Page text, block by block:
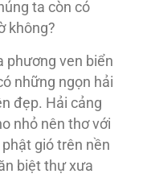
ta còn có
không?
phương ven biển
những ngọn hải
đẹp. Hải cảng
nhỏ nên thơ với
gió trên nền
biệt thự xưa